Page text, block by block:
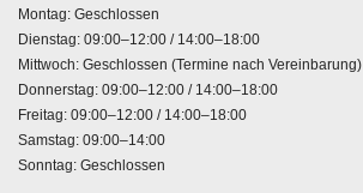
Montag: Geschlossen
Dienstag: 09:00–12:00 / 14:00–18:00
Mittwoch: Geschlossen (Termine nach Vereinbarung)
Donnerstag: 09:00–12:00 / 14:00–18:00
Freitag: 09:00–12:00 / 14:00–18:00
Samstag: 09:00–14:00
Sonntag: Geschlossen